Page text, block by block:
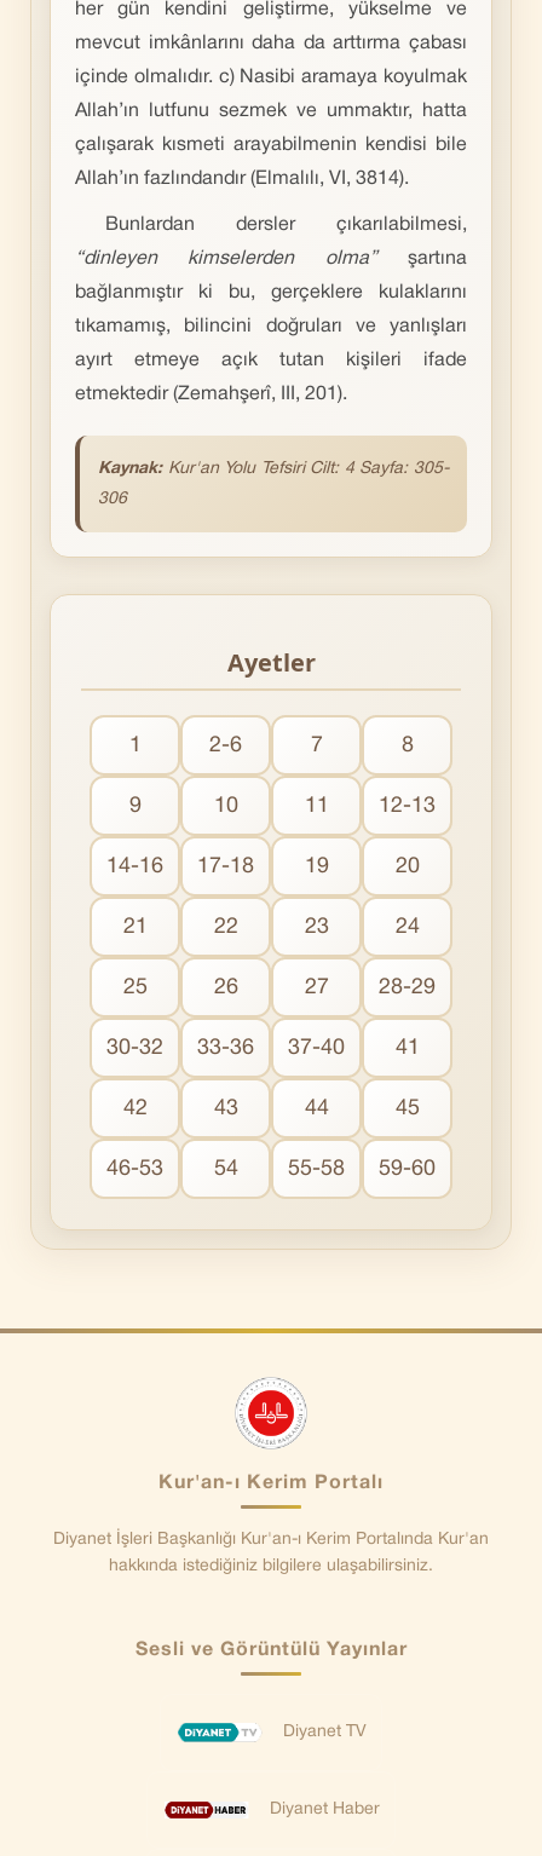
her gün kendini geliştirme, yükselme ve
mevcut imkânlarını daha da arttırma çabası
içinde olmalıdır. c) Nasibi aramaya koyulmak
Allah’ın lutfunu sezmek ve ummaktır, hatta
çalışarak kısmeti arayabilmenin kendisi bile
Allah’ın fazlındandır (Elmalılı, VI, 3814).
Bunlardan dersler çıkarılabilmesi,
“dinleyen kimselerden olma”şar­tına
bağlanmıştır ki bu, gerçeklere kulaklarını
tıkamamış, bilincini doğruları ve yanlışları
ayırt etmeye açık tutan kişileri ifade
etmektedir (Zemahşerî, III, 201).
Kaynak: Kur'an Yolu Tefsiri Cilt: 4 Sayfa: 305-
306
Ayetler
1 2-6 7 8
9 10 11 12-13
14-16 17-18 19 20
21 22 23 24
25 26 27 28-29
30-32 33-36 37-40 41
42 43 44 45
46-53 54 55-58 59-60
Kur'an-ı Kerim Portalı
Diyanet İşleri Başkanlığı Kur'an-ı Kerim Portalında Kur'an
hakkında istediğiniz bilgilere ulaşabilirsiniz.
Sesli ve Görüntülü Yayınlar
Diyanet TV
Diyanet Haber